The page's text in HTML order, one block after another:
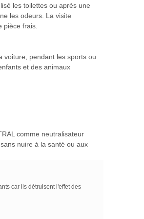
les toilettes ou après une
les odeurs. La visite
pièce frais.
voiture, pendant les sports ou
et des animaux
comme neutralisateur
nuire à la santé ou aux
car ils détruisent l'effet des